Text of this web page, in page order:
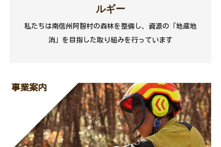
ルギー
私たちは南信州阿智村の森林を整備し、資源の「地産地
消」を目指した取り組みを行っています
事業案内